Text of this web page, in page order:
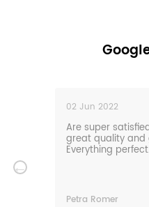
02 Jun 2022
Are super
great quality and
Everything perfect.
Petra Romer